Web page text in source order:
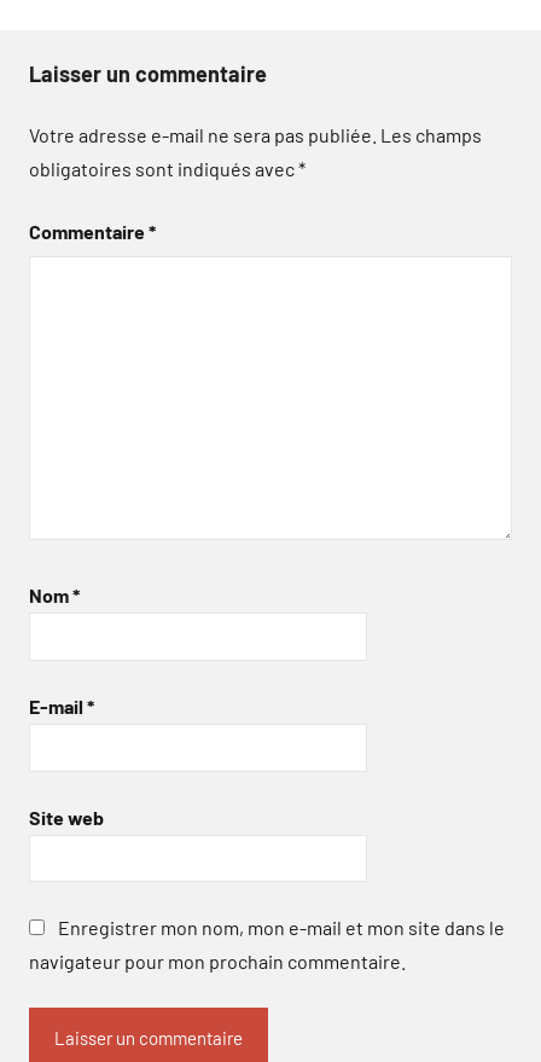
Laisser un commentaire
Votre adresse e-mail ne sera pas publiée. Les champs
obligatoires sont indiqués avec*
Commentaire*
Nom*
E-mail *
Site web
Enregistrer mon nom, mon e-mail et mon site dans le
navigateur pour mon prochain commentaire.